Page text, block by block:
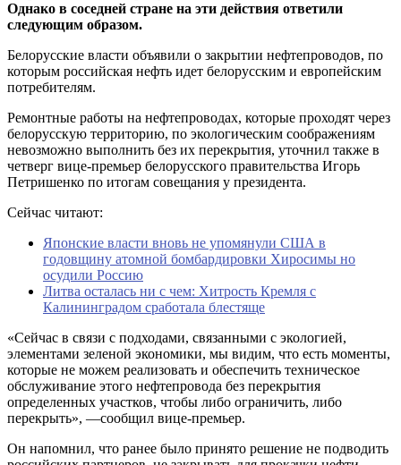
Однако в соседней стране на эти действия ответили
следующим образом.
Белорусские власти объявили о закрытии нефтепроводов, по
которым российская нефть идет белорусским и европейским
потребителям.
Ремонтные работы на нефтепроводах, которые проходят через
белорусскую территорию, по экологическим соображениям
невозможно выполнить без их перекрытия, уточнил также в
четверг вице-премьер белорусского правительства Игорь
Петришенко по итогам совещания у президента.
Сейчас читают:
Японские власти вновь не упомянули США в
годовщину атомной бомбардировки Хиросимы но
осудили Россию
Литва осталась ни с чем: Хитрость Кремля с
Калининградом сработала блестяще
«Сейчас в связи с подходами, связанными с экологией,
элементами зеленой экономики, мы видим, что есть моменты,
которые не можем реализовать и обеспечить техническое
обслуживание этого нефтепровода без перекрытия
определенных участков, чтобы либо ограничить, либо
перекрыть», —сообщил вице-премьер.
Он напомнил, что ранее было принято решение не подводить